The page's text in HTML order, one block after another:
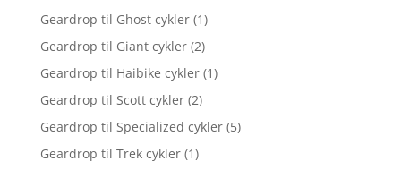
Geardrop til Ghost cykler (1)
Geardrop til Giant cykler (2)
Geardrop til Haibike cykler (1)
Geardrop til Scott cykler (2)
Geardrop til Specialized cykler (5)
Geardrop til Trek cykler (1)